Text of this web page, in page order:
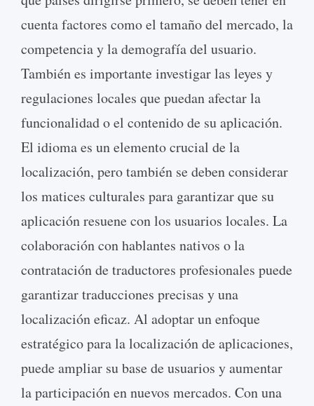
cuenta factores como el tamaño del mercado, la
competencia y la demografía del usuario.
También es importante investigar las leyes y
regulaciones locales que puedan afectar la
funcionalidad o el contenido de su aplicación.
El idioma es un elemento crucial de la
localización, pero también se deben considerar
los matices culturales para garantizar que su
aplicación resuene con los usuarios locales. La
colaboración con hablantes nativos o la
contratación de traductores profesionales puede
garantizar traducciones precisas y una
localización eficaz. Al adoptar un enfoque
estratégico para la localización de aplicaciones,
puede ampliar su base de usuarios y aumentar
la participación en nuevos mercados. Con una